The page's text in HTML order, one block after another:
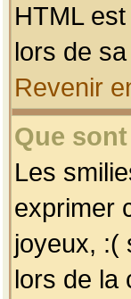
HTML
lors de
Revenir
Que
Les
exprimer
joyeux, :(
lors de la